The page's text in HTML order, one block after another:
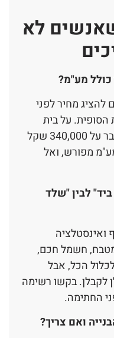
לא
מע"מ?
להציג מחיר לפני
לעלות הסופית. על בית
שנאמד ב-2,000,000 שקל, מדובר על 340,000 שקל
מפורש, ואל
לבין "שלד
ואינסטלציה
מטבח, חשמל חכם,
הכל, אבל
בקשו רשימה
החתימה.
ואם צריך?